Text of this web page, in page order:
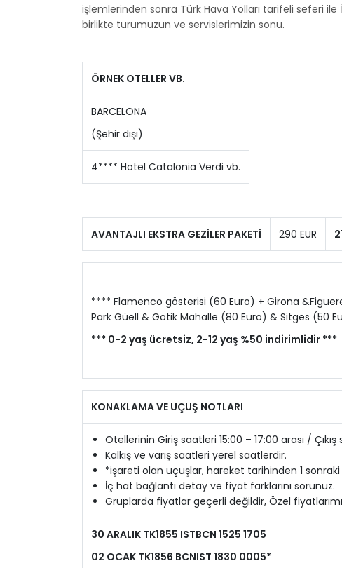
işlemlerinden sonra Türk Hava Yolları tarifeli seferi ile
birlikte turumuzun ve servislerimizin sonu.
ÖRNEK OTELLER VB.
BARCELONA
(Şehir dışı)
4**** Hotel Catalonia Verdi vb.
AVANTAJLI EKSTRA GEZİLER PAKETİ 290 EUR
**** Flamenco gösterisi (60 Euro) + Girona
Park Güell & Gotik Mahalle (80 Euro) & Sitges (50
*** 0-2 yaş ücretsiz, 2-12 yaş %50 indirimlidir ***
KONAKLAMA VE UÇUŞ NOTLARI
Otellerinin Giriş saatleri 15:00 – 17:00 arası / Çıkış
Kalkış ve varış saatleri yerel saatlerdir.
*işareti olan uçuşlar, hareket tarihinden 1
İç hat bağlantı detay ve fiyat farklarını sorunuz.
Gruplarda fiyatlar geçerli değildir, Özel
30 ARALIK TK1855 ISTBCN 1525 1705
02 OCAK TK1856 BCNIST 1830 0005*